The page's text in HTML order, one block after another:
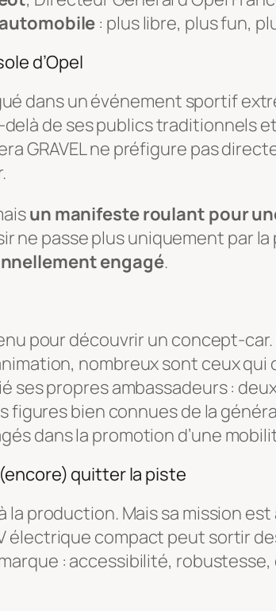
: plus libre, plus fun,
d’Opel
dans un événement sportif
de ses publics traditionnels
GRAVEL ne préfigure pas
un manifeste roulant pour
ne passe plus uniquement par la
engagé.
pour découvrir un concept-
nombreux sont ceux
ses propres ambassadeurs :
figures bien connues de la
dans la promotion d’une
quitter la piste
la production. Mais sa mission est
électrique compact peut sortir
: accessibilité,